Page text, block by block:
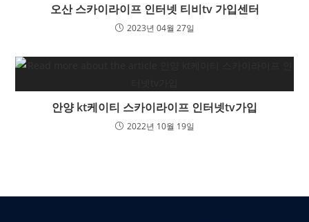
오산 스카이라이프 인터넷 티비tv 가입센터
2023년 04월 27일
안양 kt케이티 스카이라이프 인터넷tv가입
2022년 10월 19일